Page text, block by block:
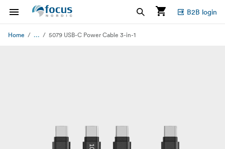
B2B login
Home ... 5079 USB-C Power Cable 3-in-1